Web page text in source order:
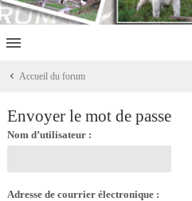
Accueil du forum
Envoyer le mot de passe
Nom d’utilisateur :
Adresse de courrier électronique :